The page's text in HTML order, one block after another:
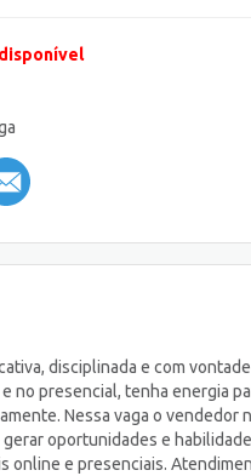
disciplinada e com
no presencial, tenha energia
Nessa vaga o vendedor
oportunidades e
online e presenciais.